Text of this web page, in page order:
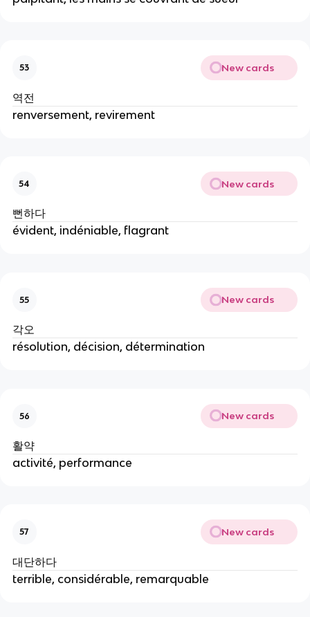
53 New cards
역전
renversement, revirement
54 New cards
뻔하다
évident, indéniable, flagrant
55 New cards
각오
résolution, décision, détermination
56 New cards
활약
activité, performance
57 New cards
대단하다
terrible, considérable, remarquable